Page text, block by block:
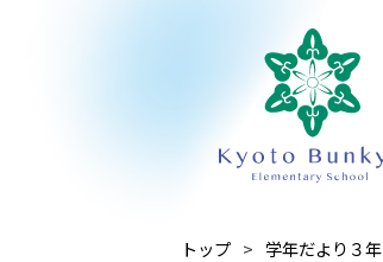
トップ 学年だより３年